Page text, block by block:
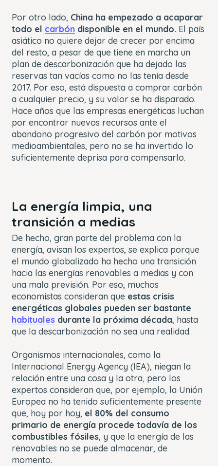
Por otro lado, China ha empezado a acaparar
todo el carbón disponible en el mundo. El país
asiático no quiere dejar de crecer por encima
del resto, a pesar de que tiene en marcha un
plan de descarbonización que ha dejado las
reservas tan vacías como no las tenía desde
2017. Por eso, está dispuesta a comprar carbón
a cualquier precio, y su valor se ha disparado.
Hace años que las empresas energéticas luchan
por encontrar nuevos recursos ante el
abandono progresivo del carbón por motivos
medioambientales, pero no se ha invertido lo
suficientemente deprisa para compensarlo.
La energía limpia, una
transición a medias
De hecho, gran parte del problema con la
energía, avisan los expertos, se explica porque
el mundo globalizado ha hecho una transición
hacia las energías renovables a medias y con
una mala previsión. Por eso, muchos
economistas consideran que estas crisis
energéticas globales pueden ser bastante
habituales durante la próxima década, hasta
que la descarbonización no sea una realidad.
Organismos internacionales, como la
Internacional Energy Agency (IEA), niegan la
relación entre una cosa y la otra, pero los
expertos consideran que, por ejemplo, la Unión
Europea no ha tenido suficientemente presente
que, hoy por hoy, el 80% del consumo
primario de energía procede todavía de los
combustibles fósiles, y que la energía de las
renovables no se puede almacenar, de
momento.